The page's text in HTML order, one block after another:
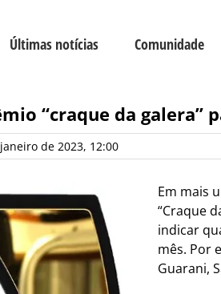
Últimas notícias Comunidade
“craque da galera”
de 2023, 12:00
Em mais
“Craque
indicar
mês. Por
Guarani,